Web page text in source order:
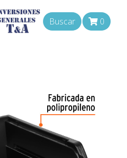
Buscar 0